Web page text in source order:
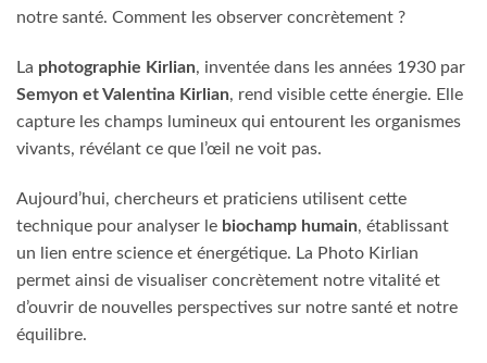
notre santé. Comment les observer concrètement ?
La photographie Kirlian, inventée dans les années 1930 par
Semyon et Valentina Kirlian, rend visible cette énergie. Elle
capture les champs lumineux qui entourent les organismes
vivants, révélant ce que l’œil ne voit pas.
Aujourd’hui, chercheurs et praticiens utilisent cette
technique pour analyser le biochamp humain, établissant
un lien entre science et énergétique. La Photo Kirlian
permet ainsi de visualiser concrètement notre vitalité et
d’ouvrir de nouvelles perspectives sur notre santé et notre
équilibre.